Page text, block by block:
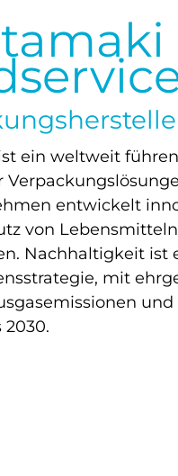
ein weltweit
entwickelt
von
Nachhaltigkeit ist
mit
2030.